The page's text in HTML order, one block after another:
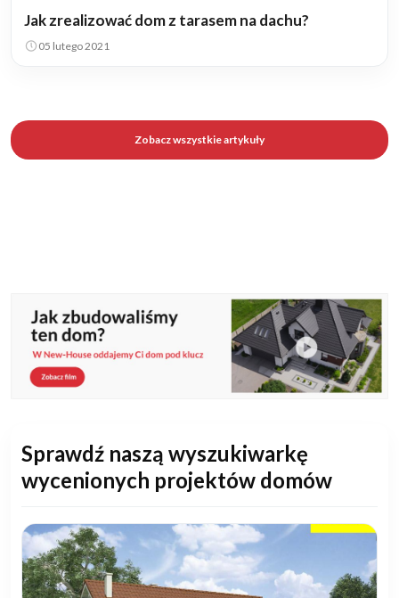
Jak zrealizować dom z tarasem na dachu?
05 lutego 2021
Zobacz wszystkie artykuły
Sprawdź naszą wyszukiwarkę
wycenionych projektów domów